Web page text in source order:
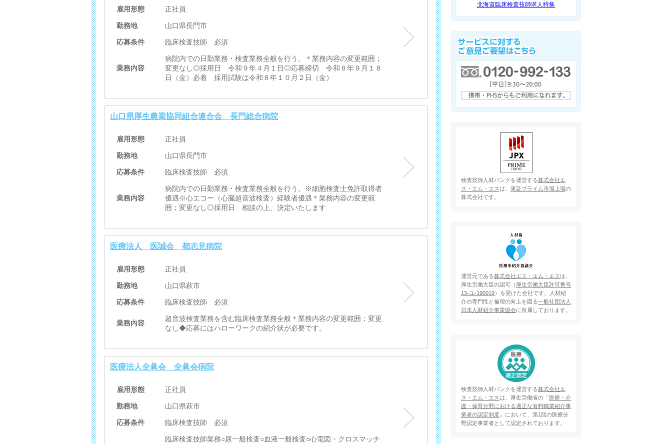
雇用形態 正社員
勤務地 山口県長門市
応募条件 臨床検査技師 必須
業務内容
病院内での日勤業務・検査業務全般を行う。＊業務内容の変更範囲；
変更なし◎採用日 令和９年４月１日◎応募締切 令和８年９月１８
日（金）必着 採用試験は令和８年１０月２日（金）
山口県厚生農業協同組合連合会 長門総合病院
雇用形態 正社員
勤務地 山口県長門市
応募条件 臨床検査技師 必須
業務内容
病院内での日勤業務・検査業務全般を行う。※細胞検査士免許取得者
優遇※心エコー（心臓超音波検査）経験者優遇＊業務内容の変更範
囲；変更なし◎採用日 相談の上、決定いたします
医療法人 医誠会 都志見病院
雇用形態 正社員
勤務地 山口県萩市
応募条件 臨床検査技師 必須
業務内容
超音波検査業務を含む臨床検査業務全般＊業務内容の変更範囲：変更
なし◆応募にはハローワークの紹介状が必要です。
医療法人全眞会 全眞会病院
雇用形態 正社員
勤務地 山口県萩市
応募条件 臨床検査技師 必須
臨床検査技師業務○尿一般検査○血液一般検査○心電図・クロスマッチ
北海道臨床検査技師求人特集
検査技師人材バンクを運営する株式会社エ
ス・エム・エスは、 東証プライム市場上場の
株式会社です。
運営元である株式会社エス・エム・エスは、
厚生労働大臣の認可（ 厚生労働大臣許可番号
13-ユ-190019）を受けた会社です。人材紹
介の専門性と倫理の向上を図る一般社団法人
日本人材紹介事業協会に所属しております。
検査技師人材バンクを運営する株式会社エ
ス・エム・エスは、厚生労働省の「 医療・介
護・保育分野における適正な有料職業紹介事
業者の認定制度」において、第1回の医療分
野認定事業者として認定されております。